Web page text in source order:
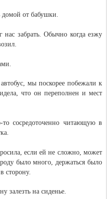
от бабушки.
забрать. Обычно когда езжу
мы поскорее побежали к
что он переполнен и мест
сосредоточенно читающую в
если ей не сложно, может
было много, держаться было
сторону.
залезть на сиденье.